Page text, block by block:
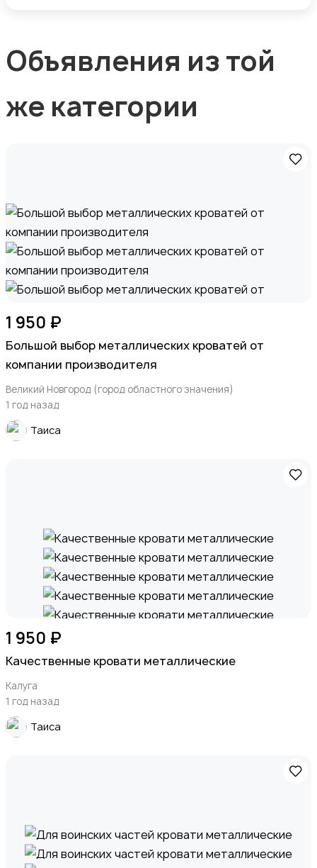
Объявления из той
же категории
1 950 ₽
Большой выбор металлических кроватей от
компании производителя
Великий Новгород (город областного значения)
1 год назад
Таиса
1 950 ₽
Качественные кровати металлические
Калуга
1 год назад
Таиса